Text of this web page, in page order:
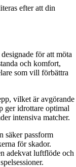
efter att din
för att möta
och komfort,
som vill förbättra
vilket är avgörande
ger idrottare optimal
intensiva matcher.
säker passform
för skador.
adekvat luftflöde och